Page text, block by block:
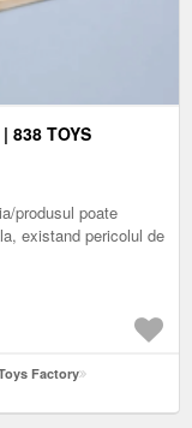
838 TOYS
produsul poate
existand pericolul de
Factory